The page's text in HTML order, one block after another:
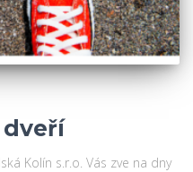
Kolín s.r.o. Vás zve na dny